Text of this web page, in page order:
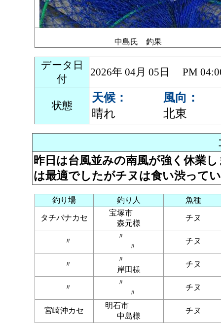
中島氏 釣果
データ日
付
2026年 04月 05日 PM
状態
天候：
晴れ
風向：
北東
昨日は台風並みの南風が強く休業
は最適でしたがチヌは食い渋って
釣り場 釣り人 魚種
タチバナカセ
宝塚市
森元様
チヌ
〃
〃
〃
チヌ
〃
〃
岸田様
チヌ
〃
〃
〃
チヌ
宮崎沖カセ
明石市
中島様
チヌ